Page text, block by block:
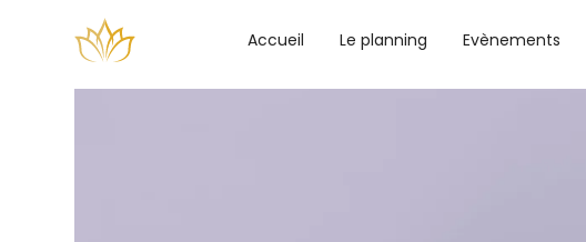
Accueil Le planning Evènements